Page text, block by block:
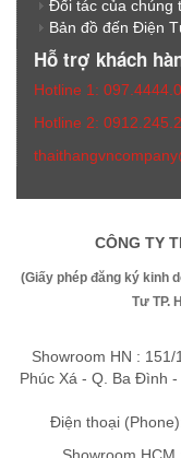
Đối tác của chúng
Bản đồ đến Điện
Hỗ trợ khách
Hotline 1:
Hotline 2:
CÔNG TY
(Giấy phép đăng ký kinh
Tư TP.
Showroom HN :
Phúc Xá - Q. Ba Đình
Điện thoại